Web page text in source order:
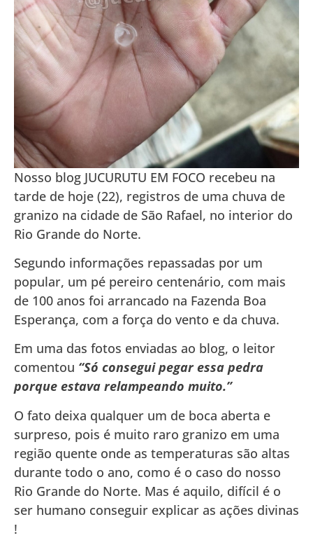
Nosso blog JUCURUTU EM FOCO recebeu na
tarde de hoje (22), registros de uma chuva de
granizo na cidade de São Rafael, no interior do
Rio Grande do Norte.
Segundo informações repassadas por um
popular, um pé pereiro centenário, com mais
de 100 anos foi arrancado na Fazenda Boa
Esperança, com a força do vento e da chuva.
Em uma das fotos enviadas ao blog, o leitor
comentou “Só consegui pegar essa pedra
porque estava relampeando muito.”
O fato deixa qualquer um de boca aberta e
surpreso, pois é muito raro granizo em uma
região quente onde as temperaturas são altas
durante todo o ano, como é o caso do nosso
Rio Grande do Norte. Mas é aquilo, difícil é o
ser humano conseguir explicar as ações divinas
!